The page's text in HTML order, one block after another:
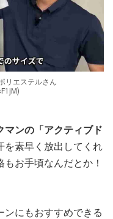
リエステルさん
マンの「アクティブド
を素早く放出してくれ
お手頃なんだとか！
ンにもおすすめできる